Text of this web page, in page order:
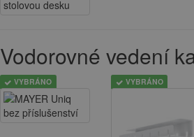
Vodorovné vedení
VYBRÁNO VYBRÁNO